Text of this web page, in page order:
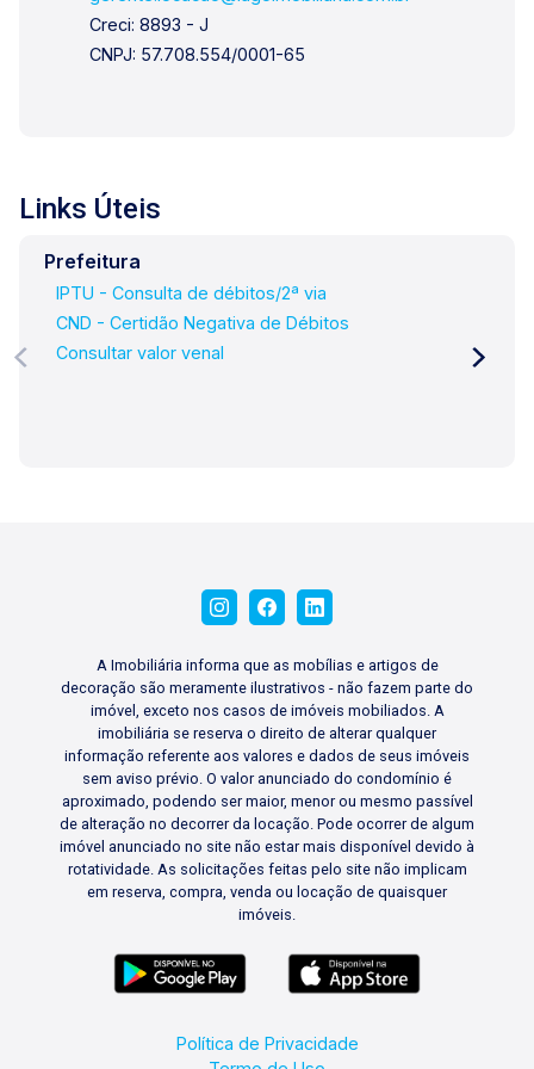
nossas três lojas: Lago Vendas - Av. Presidente
Vargas, 407, Lago Locação - Rua Barão do
Creci: 8893 - J
CNPJ: 57.708.554/0001-65
Links Úteis
Prefeitura
IPTU - Consulta de débitos/2ª via
CND - Certidão Negativa de Débitos
Consultar valor venal
A Imobiliária informa que as mobílias e artigos de
decoração são meramente ilustrativos - não fazem parte do
imóvel, exceto nos casos de imóveis mobiliados. A
imobiliária se reserva o direito de alterar qualquer
informação referente aos valores e dados de seus imóveis
sem aviso prévio. O valor anunciado do condomínio é
aproximado, podendo ser maior, menor ou mesmo passível
de alteração no decorrer da locação. Pode ocorrer de algum
imóvel anunciado no site não estar mais disponível devido à
rotatividade. As solicitações feitas pelo site não implicam
em reserva, compra, venda ou locação de quaisquer
imóveis.
Política de Privacidade